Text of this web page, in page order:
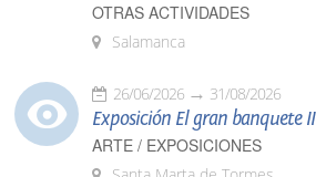
OTRAS ACTIVIDADES
Salamanca
26/06/2026 31/08/2026
Exposición El gran banquete II
ARTE / EXPOSICIONES